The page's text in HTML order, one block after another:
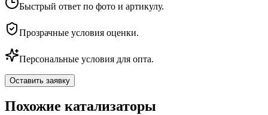
Быстрый ответ по фото и артикулу.
Прозрачные условия оценки.
Персональные условия для опта.
Оставить заявку
Похожие катализаторы